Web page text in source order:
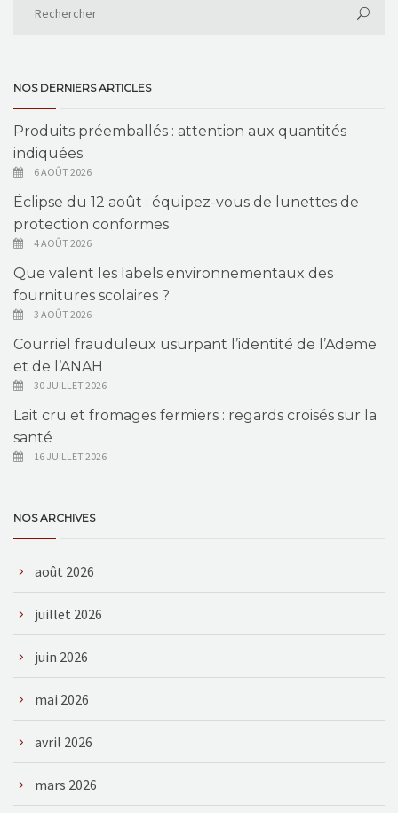
NOS DERNIERS ARTICLES
Produits préemballés : attention aux quantités
indiquées
6 AOÛT 2026
Éclipse du 12 août : équipez-vous de lunettes de
protection conformes
4 AOÛT 2026
Que valent les labels environnementaux des
fournitures scolaires ?
3 AOÛT 2026
Courriel frauduleux usurpant l’identité de l’Ademe
et de l’ANAH
30 JUILLET 2026
Lait cru et fromages fermiers : regards croisés sur la
santé
16 JUILLET 2026
NOS ARCHIVES
août 2026
juillet 2026
juin 2026
mai 2026
avril 2026
mars 2026